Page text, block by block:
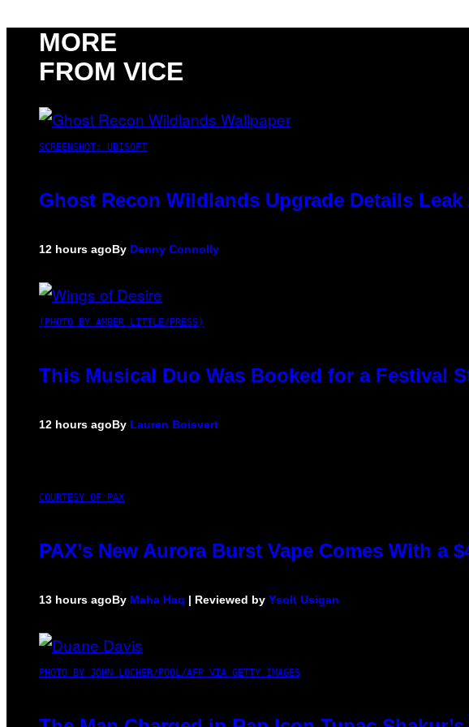
MORE
FROM VICE
SCREENSHOT: UBISOFT
Ghost Recon Wildlands Upgrade Details
12 hours agoBy Denny Connolly
(PHOTO BY AMBER LITTLE/PRESS)
This Musical Duo Was Booked for a Festival
12 hours agoBy Lauren Boisvert
COURTESY OF PAX
PAX’s New Aurora Burst Vape Comes With a
13 hours agoBy Maha Haq | Reviewed by Ysolt Usigan
PHOTO BY JOHN LOCHER/POOL/AFP VIA GETTY IMAGES